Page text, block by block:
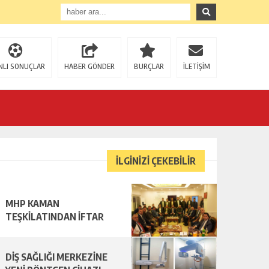
SONUÇLAR HABER GÖNDER BURÇLAR İLETİŞİM
İLGİNİZİ ÇEKEBİLİR
MHP KAMAN
TEŞKİLATINDAN İFTAR
DİŞ SAĞLIĞI MERKEZİNE